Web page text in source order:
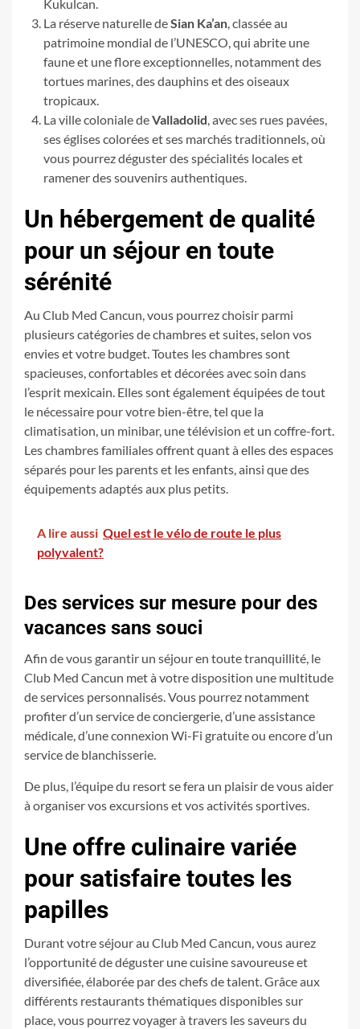
Kukulcan.
La réserve naturelle deSian Ka’an, classée au
patrimoine mondial de l’UNESCO, qui abrite une
faune et une flore exceptionnelles, notamment des
tortues marines, des dauphins et des oiseaux
tropicaux.
La ville coloniale deValladolid, avec ses rues pavées,
ses églises colorées et ses marchés traditionnels, où
vous pourrez déguster des spécialités locales et
ramener des souvenirs authentiques.
Un hébergement de qualité
pour un séjour en toute
sérénité
Au Club Med Cancun, vous pourrez choisir parmi
plusieurs catégories de chambres et suites, selon vos
envies et votre budget. Toutes les chambres sont
spacieuses, confortables et décorées avec soin dans
l’esprit mexicain. Elles sont également équipées de tout
le nécessaire pour votre bien-être, tel que la
climatisation, un minibar, une télévision et un coffre-fort.
Les chambres familiales offrent quant à elles des espaces
séparés pour les parents et les enfants, ainsi que des
équipements adaptés aux plus petits.
A lire aussi Quel est le vélo de route le plus
polyvalent?
Des services sur mesure pour des
vacances sans souci
Afin de vous garantir un séjour en toute tranquillité, le
Club Med Cancun met à votre disposition une multitude
de services personnalisés. Vous pourrez notamment
profiter d’un service de conciergerie, d’une assistance
médicale, d’une connexion Wi-Fi gratuite ou encore d’un
service de blanchisserie.
De plus, l’équipe du resort se fera un plaisir de vous aider
à organiser vos excursions et vos activités sportives.
Une offre culinaire variée
pour satisfaire toutes les
papilles
Durant votre séjour au Club Med Cancun, vous aurez
l’opportunité de déguster une cuisine savoureuse et
diversifiée, élaborée par des chefs de talent. Grâce aux
différents restaurants thématiques disponibles sur
place, vous pourrez voyager à travers les saveurs du